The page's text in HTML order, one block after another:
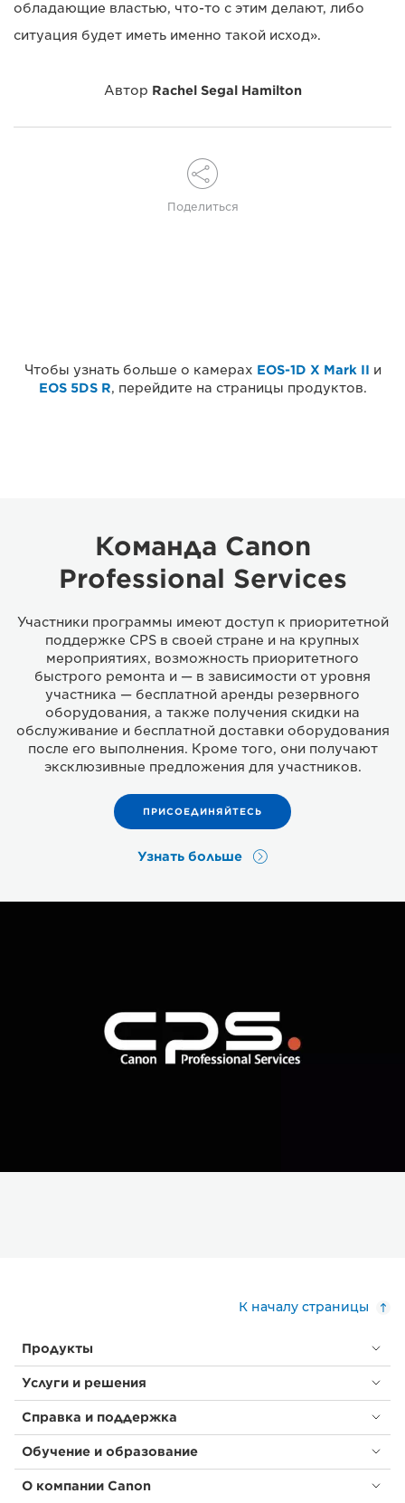
обладающие властью, что-то с этим делают, либо
ситуация будет иметь именно такой исход».
Автор Rachel Segal Hamilton
Поделиться
Чтобы узнать больше о камерах EOS-1D X Mark II и
EOS 5DS R, перейдите на страницы продуктов.
Команда Canon
Professional Services
Участники программы имеют доступ к приоритетной
поддержке CPS в своей стране и на крупных
мероприятиях, возможность приоритетного
быстрого ремонта и — в зависимости от уровня
участника — бесплатной аренды резервного
оборудования, а также получения скидки на
обслуживание и бесплатной доставки оборудования
после его выполнения. Кроме того, они получают
эксклюзивные предложения для участников.
ПРИСОЕДИНЯЙТЕСЬ
Узнать больше
К началу страницы
Продукты
Услуги и решения
Справка и поддержка
Обучение и образование
О компании Canon